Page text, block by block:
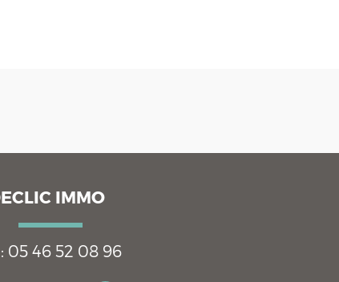
IMMO
05 46 52 08 96